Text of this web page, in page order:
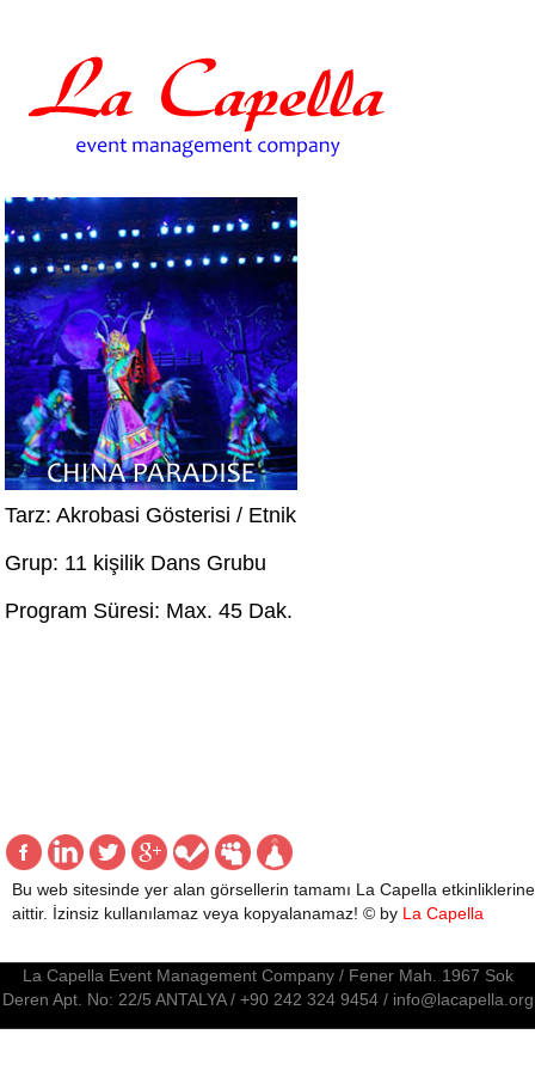
Tarz: Akrobasi Gösterisi / Etnik
Grup: 11 kişilik Dans Grubu
Program Süresi: Max. 45 Dak.
Bu web sitesinde yer alan görsellerin tamamı La Capella etkinliklerine
aittir. İzinsiz kullanılamaz veya kopyalanamaz! © by La Capella
La Capella Event Management Company / Fener Mah. 1967 Sok
Deren Apt. No: 22/5 ANTALYA / +90 242 324 9454 / info@lacapella.org